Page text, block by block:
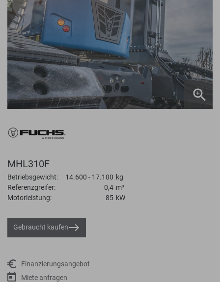
MHL310F
Betriebsgewicht: 14.600 - 17.100 kg
Referenzgreifer:
0,4 m³
Motorleistung:
85 kW
Gebraucht kaufen
Finanzierungsangebot
Miete anfragen